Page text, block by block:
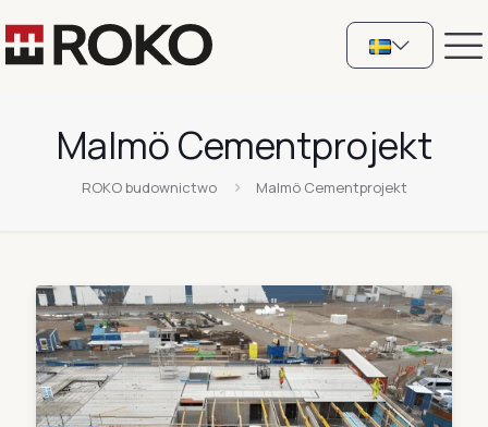
Malmö Cementprojekt
ROKO budownictwo Malmö Cementprojekt